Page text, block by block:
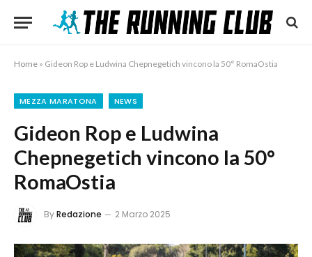
Home » Gideon Rop e Ludwina Chepnegetich vincono la 50° RomaOstia
MEZZA MARATONA NEWS
Gideon Rop e Ludwina
Chepnegetich vincono la 50°
RomaOstia
ByRedazione 2 Marzo 2025